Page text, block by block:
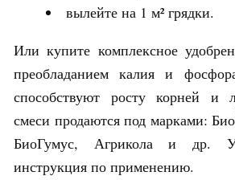
вылейте на 1 м² грядки.
Или купите комплексное
преобладанием калия и
способствуют росту корней и
смеси продаются под марками:
БиоГумус, Агрикола и др.
инструкция по применению.